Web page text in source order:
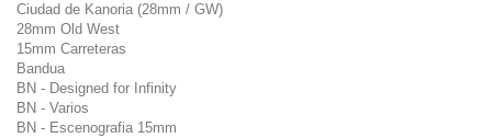
Ciudad de Kanoria (28mm / GW)
28mm Old West
15mm Carreteras
Bandua
BN - Designed for Infinity
BN - Varios
BN - Escenografia 15mm